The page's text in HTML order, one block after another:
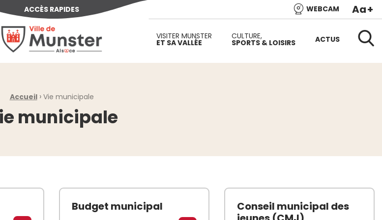
ACCÈS RAPIDES WEBCAM Aa+
Ville de Munster (Alsace) Située au cœur de l’Alsace et de l’une des plus belles vallées du versant
VISITER MUNSTER
ET SA VALLÉE
CULTURE,
SPORTS & LOISIRS ACTUS
Accueil › Vie municipale
municipale
Budget municipal
Conseil municipal des